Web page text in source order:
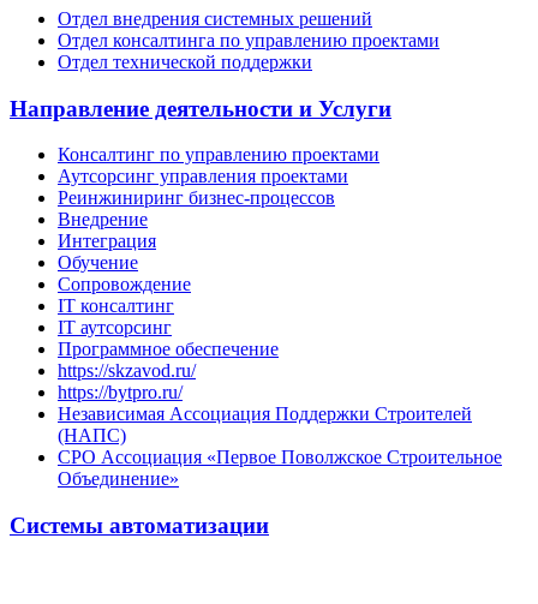
Отдел внедрения системных решений
Отдел консалтинга по управлению проектами
Отдел технической поддержки
Направление деятельности и Услуги
Консалтинг по управлению проектами
Аутсорсинг управления проектами
Реинжиниринг бизнес-процессов
Внедрение
Интеграция
Обучение
Сопровождение
IT консалтинг
IT аутсорсинг
Программное обеспечение
https://skzavod.ru/
https://bytpro.ru/
Независимая Ассоциация Поддержки Строителей
(НАПС)
СРО Ассоциация «Первое Поволжское Строительное
Объединение»
Системы автоматизации